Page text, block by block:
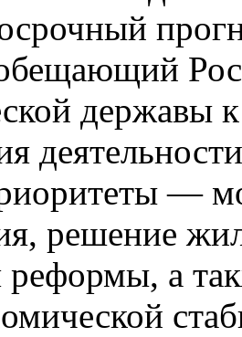
державы
—
решение
реформы, а